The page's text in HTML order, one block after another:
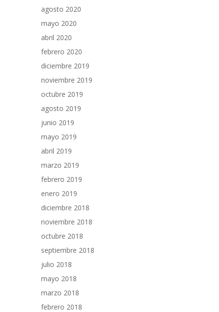
agosto 2020
mayo 2020
abril 2020
febrero 2020
diciembre 2019
noviembre 2019
octubre 2019
agosto 2019
junio 2019
mayo 2019
abril 2019
marzo 2019
febrero 2019
enero 2019
diciembre 2018
noviembre 2018
octubre 2018
septiembre 2018
julio 2018
mayo 2018
marzo 2018
febrero 2018